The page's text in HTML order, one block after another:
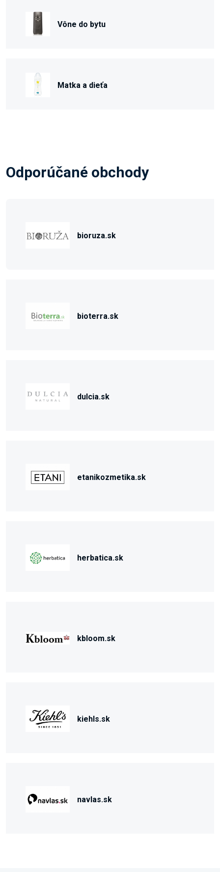
Vône do bytu
Matka a dieťa
Odporúčané obchody
bioruza.sk
bioterra.sk
dulcia.sk
etanikozmetika.sk
herbatica.sk
kbloom.sk
kiehls.sk
navlas.sk